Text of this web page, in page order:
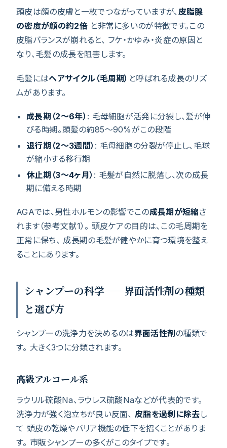
頭皮は顔の皮膚と一枚でつながっていますが、皮脂腺
の密度が顔の約2倍と非常に多いのが特徴です。この
皮脂バランスが崩れると、 フケ・かゆみ・炎症の原因と
なり、毛髪の成長を阻害します。
毛髪にはヘアサイクル（毛周期） と呼ばれる成長のリズ
ムがあります。
成長期（2〜6年） : 毛母細胞が活発に分裂し、髪が伸
びる時期。頭髪の約85〜90%がこの段階
退行期（2〜3週間） : 毛母細胞の分裂が停止し、毛球
が縮小する移行期
休止期（3〜4ヶ月） : 毛髪が自然に脱落し、次の成長
期に備える時期
AGAでは、男性ホルモンの影響でこの成長期が短縮さ
れます（参考文献1）。 頭皮ケアの目的は、この毛周期を
正常に保ち、 成長期の毛髪が健やかに育つ環境を整え
ることにあります。
シャンプーの科学——界面活性剤の種類
と選び方
シャンプーの洗浄力を決めるのは界面活性剤の種類で
す。 大きく3つに分類されます。
高級アルコール系
ラウリル硫酸Na、ラウレス硫酸Naなどが代表的です。
洗浄力が強く泡立ちが良い反面、皮脂を過剰に除去し
て 頭皮の乾燥やバリア機能の低下を招くことがありま
す。 市販シャンプーの多くがこのタイプです。